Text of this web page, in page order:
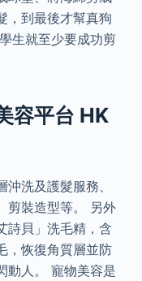
，到最後才幫真狗
生就至少要成功剪
容平台 HK
洗及護髮服務、
剪裝造型等。 另外
詩貝」洗毛精，含
，恢復角質層並防
動人。 寵物美容是